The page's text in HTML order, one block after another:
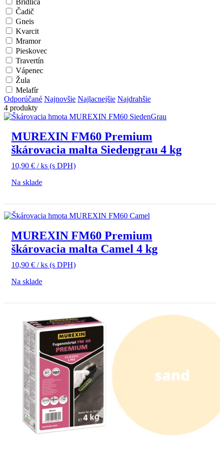
Čadič
Gneis
Kvarcit
Mramor
Pieskovec
Travertín
Vápenec
Žula
Melafír
Odporúčané Najnovšie Najlacnejšie Najdrahšie
4 produkty
MUREXIN FM60 Premium
škárovacia malta Siedengrau 4 kg
10,90 € / ks (s DPH)
Na sklade
MUREXIN FM60 Premium
škárovacia malta Camel 4 kg
10,90 € / ks (s DPH)
Na sklade